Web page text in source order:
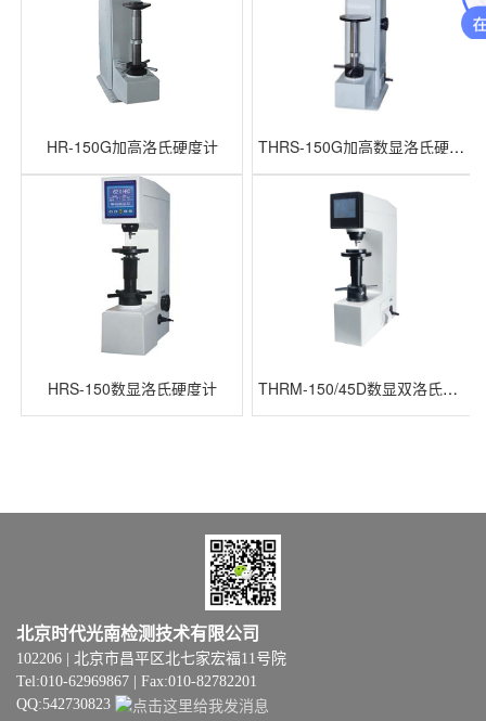
HR-150G加高洛氏硬度计 THRS-150G加高数显洛氏硬度计
HRS-150数显洛氏硬度计 THRM-150/45D数显双洛氏硬度计
北京时代光南检测技术有限公司
102206 | 北京市昌平区北七家宏福11号院
Tel:010-62969867 | Fax:010-82782201
QQ:542730823